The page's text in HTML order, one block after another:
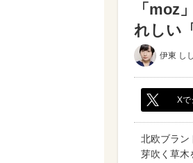
「moz
れしい
伊東 し
Xで
北欧ブラン
芽吹く草木